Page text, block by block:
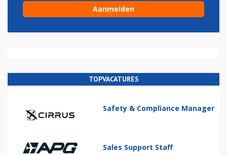
TOPVACATURES
Safety & Compliance Manager
Sales Support Staff